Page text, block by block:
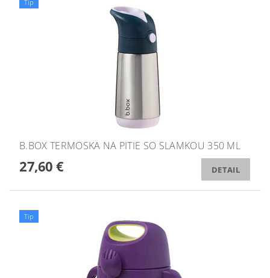
Tip
B.BOX TERMOSKA NA PITIE SO SLAMKOU 350 ML
27,60 € DETAIL
Tip